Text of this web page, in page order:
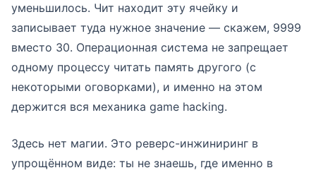
уменьшилось. Чит находит эту ячейку и
записывает туда нужное значение — скажем, 9999
вместо 30. Операционная система не запрещает
одному процессу читать память другого (с
некоторыми оговорками), и именно на этом
держится вся механика game hacking.
Здесь нет магии. Это реверс-инжиниринг в
упрощённом виде: ты не знаешь, где именно в